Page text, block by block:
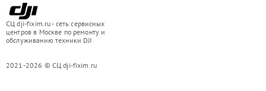
СЦ dji-fixim.ru - сеть сервисных
центров в Москве по ремонту и
обслуживанию техники DJI
2021-2026 © СЦ dji-fixim.ru